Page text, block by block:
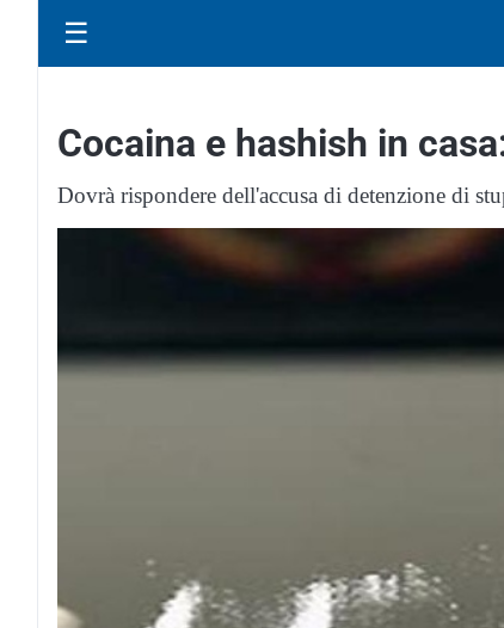
☰
Cocaina e hashish in
Dovrà rispondere dell'accusa di detenzione di